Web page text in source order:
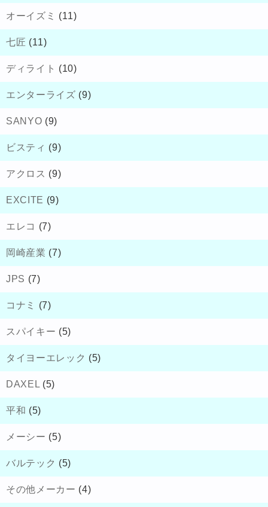
オーイズミ (11)
七匠 (11)
ディライト (10)
エンターライズ (9)
SANYO (9)
ビスティ (9)
アクロス (9)
EXCITE (9)
エレコ (7)
岡崎産業 (7)
JPS (7)
コナミ (7)
スパイキー (5)
タイヨーエレック (5)
DAXEL (5)
平和 (5)
メーシー (5)
バルテック (5)
その他メーカー (4)